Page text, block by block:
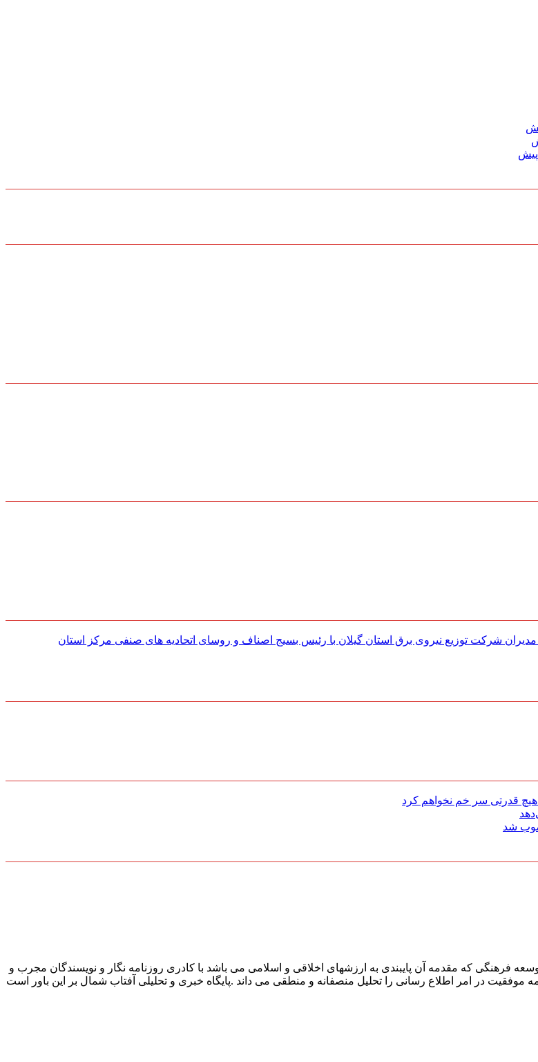
شركت توزیع نیروی برق استان گیلان با رئیس بسیج اصناف و روسای اتحادیه های صنفی مركز استان
قدرتی سر خم نخواهم کرد
شد
فرهنگی که مقدمه آن پایبندی به ارزشهای اخلاقی و اسلامی می باشد با کادری روزنامه نگار و نویسندگان مجرب و
موفقیت در امر اطلاع رسانی را تحلیل منصفانه و منطقی می داند .پایگاه خبری و تحلیلی آفتاب شمال بر این باور است